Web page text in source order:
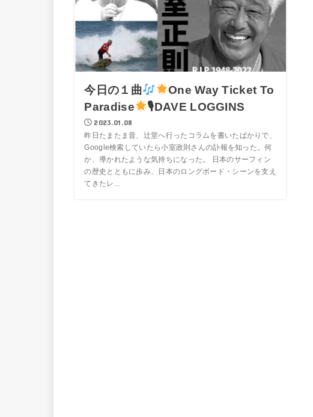
今日の１曲
One Way Ticket To
Paradise
🎙DAVE LOGGINS
2023.01.08
昨日たまたま昔、辻堂へ行ったコラムを書いたばかりで、
Google検索していたら小室政則さんの訃報を知った。何
か、導かれたような気持ちになった。 日本のサーフィン
の歴史とともに歩み、日本のロングボード・シーンを支え
てきたレ...